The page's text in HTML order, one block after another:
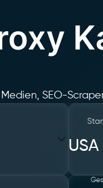
Medien, SEO-
USA